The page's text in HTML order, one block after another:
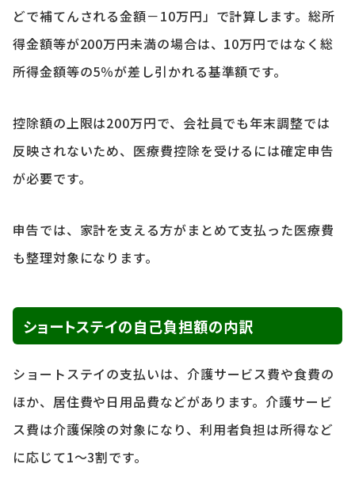
どで補てんされる金額－10万円」で計算します。総所
得金額等が200万円未満の場合は、10万円ではなく総
所得金額等の5％が差し引かれる基準額です。
控除額の上限は200万円で、会社員でも年末調整では
反映されないため、医療費控除を受けるには確定申告
が必要です。
申告では、家計を支える方がまとめて支払った医療費
も整理対象になります。
ショートステイの自己負担額の内訳
ショートステイの支払いは、介護サービス費や食費の
ほか、居住費や日用品費などがあります。介護サービ
ス費は介護保険の対象になり、利用者負担は所得など
に応じて1～3割です。